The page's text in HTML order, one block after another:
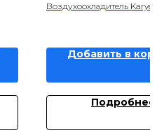
Воздухоохладитель Karyer
Добавить в
Подробнее